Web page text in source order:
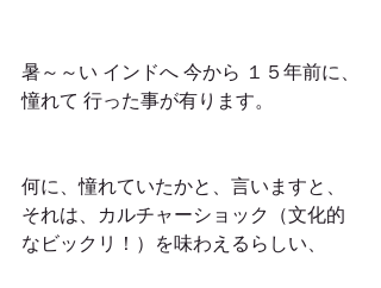
暑～～い インドへ 今から １５年前に、
憧れて 行った事が有ります。
何に、憧れていたかと、言いますと、
それは、カルチャーショック（文化的
なビックリ！）を味わえるらしい、